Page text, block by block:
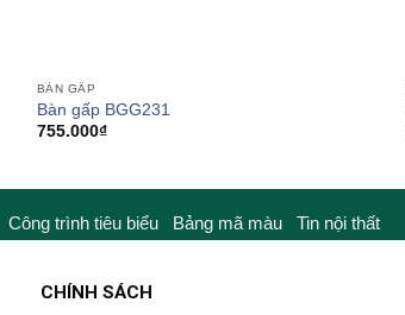
BÀN GẤP
Bàn gấp BGG231
755.000₫
Công trình tiêu biểu Bảng mã màu Tin nội thất
CHÍNH SÁCH